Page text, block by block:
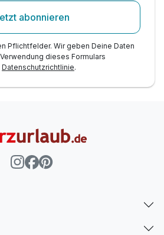
abonnieren
Pflichtfelder. Wir geben Deine Daten
dieses Formulars
Datenschutzrichtlinie.